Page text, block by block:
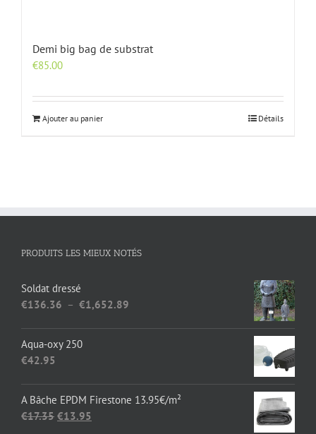
Demi big bag de substrat
€85.00
Ajouter au panier Détails
PRODUITS LES MIEUX NOTÉS
Soldat dressé
€136.36 – €1,652.89
€1,652.89
Aqua-oxy 250
€42.95
A Bâche EPDM Firestone 13.95€/m²
€17.35 Le
€13.95